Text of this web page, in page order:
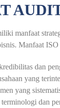
manfaat
Manfaat
dan
yang
yang
dan